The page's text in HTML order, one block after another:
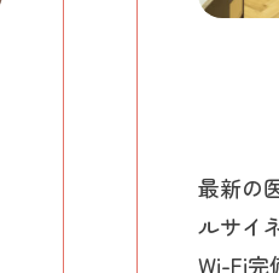
最新の
ルサイ
Wi-Fi完